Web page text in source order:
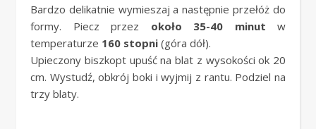
Bardzo delikatnie wymieszaj a następnie przełóż do
formy. Piecz przez około 35-40 minut w
temperaturze 160 stopni (góra dół).
Upieczony biszkopt upuść na blat z wysokości ok 20
cm. Wystudź, obkrój boki i wyjmij z rantu. Podziel na
trzy blaty.